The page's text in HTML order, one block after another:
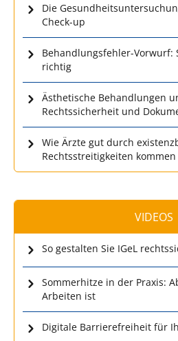
Die
Check-up
Behandlungsfehler-Vorwurf:
richtig
Ästhetische Behandlungen
Rechtssicherheit und
Wie Ärzte gut durch
Rechtsstreitigkeiten kommen
VIDEOS
So gestalten Sie IGeL
Sommerhitze in der Praxis:
Arbeiten ist
Digitale Barrierefreiheit für